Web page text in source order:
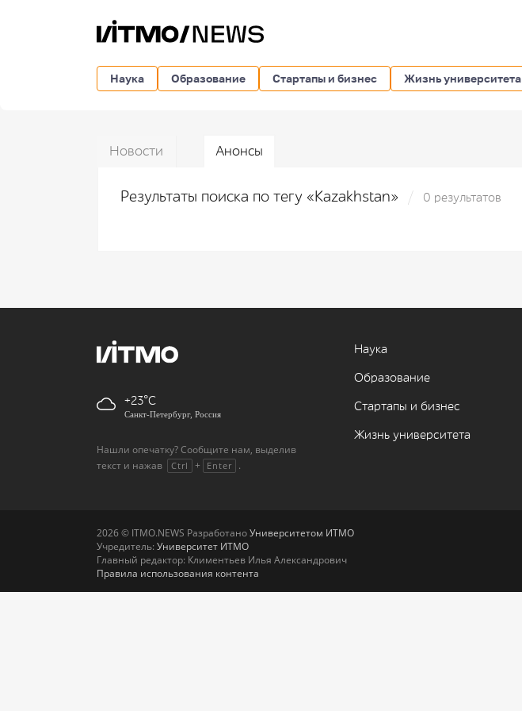
Наука Образование Стартапы и бизнес Жизнь университета
Новости Анонсы
Результаты поиска по тегу «Kazakhstan» 0 результатов
+23
Санкт-Петербург, Россия
Нашли опечатку? Сообщите нам, выделив
текст и нажав
Ctrl + Enter .
Наука
Образование
Стартапы и бизнес
Жизнь университета
2026 © ITMO.NEWS РазработаноУниверситетом ИТМО
Учредитель: Университет ИТМО
Главный редактор: Климентьев Илья Александрович
Правила использования контента